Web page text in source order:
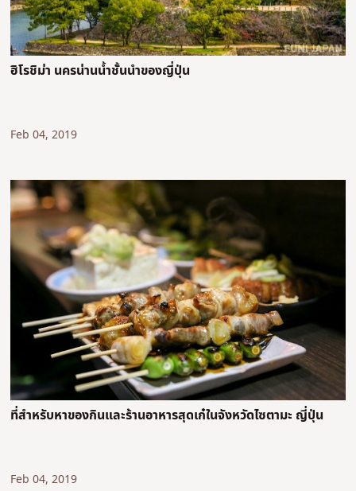
ฮิโรชิม่า นครน่านน้ำชั้นนำของญี่ปุ่น
Feb 04, 2019
ที่สำหรับหาของกินและร้านอาหารสุดเก๋ในจังหวัดไซตามะ ญี่ปุ่น
Feb 04, 2019